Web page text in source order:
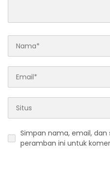
Simpan nama, email, dan
peramban ini untuk